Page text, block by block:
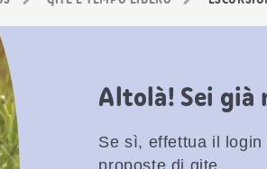
Altolà! Sei già
Se sì, effettua il
proposte di gite.